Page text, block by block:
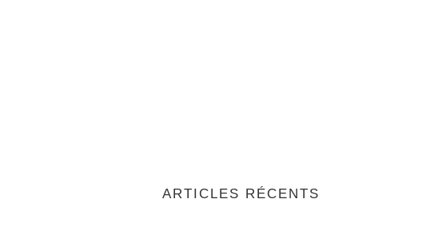
ARTICLES RÉCENTS